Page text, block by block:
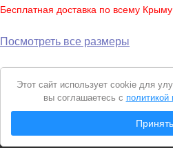
Бесплатная доставка по всему
Посмотреть все размеры
Вся представленная на сайте информация
является
Уведомление
cookie
Этот сайт использует cookie для
вы соглашаетесь с политикой
Принять